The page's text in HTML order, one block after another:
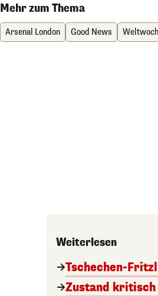
Mehr zum Thema
Arsenal London Good News
Weiterlesen
Tschechen-
Zustand kritisch